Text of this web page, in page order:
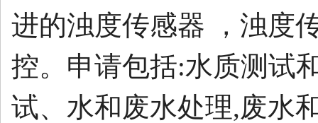
进的浊度传感器 ，浊度
控。申请包括:水质测试
试、水和废水处理,废水